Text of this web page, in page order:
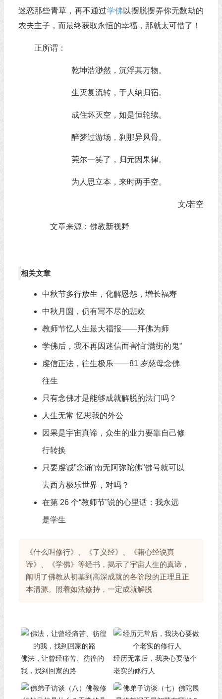
迷恋那些青草，再不通过学佛 以摆脱摆弄你无数劫的
农夫主子，而最终获取永恒的幸福，那就太可惜了！
正所谓：
乾坤浩渺然，沉浮其万物。
生灭复流转，于人纳归宿。
成住坏灭空，如是恒轮续。
醉梦过游场，刹那异风骨。
莞尔一笑了，归元因果律。
为人思立本，来时两手空。
文/若空
文章来源：佛教新视野
相关文章
中秋节多行放生，化解恩怨，增长福寿
中秋月圆，仍有写不尽的悲欢
教师节忆人生最大福报——拜佛为师
学佛后，我不再因迷信而害怕“满街的鬼”
虔信正法，往生极乐——81 岁慈母念佛
往生
只有念佛才是能够成就解脱的法门吗？
人生无常 忆思我的外公
因果是宇宙真谛，众生的业力要靠自己修
行转换
只要虔诚”念诵“南无阿弥陀佛”佛号就可以
去西方极乐世界，对吗？
在第 26 个“教师节”说的心里话：我永远
是学生
《什么叫修行》、《了义经》、《藉心经说真
谛》、《学佛》等经书，揭示了宇宙人生的真谛，
阐明了佛教从初基到高深成就的各阶段的正理且正
本清源。照着如法修持，一定成就解脱
佛法，让曾经痛苦、彷徨的
我，找到回家的路
经历无常后，我决心要做个
老实的修行人